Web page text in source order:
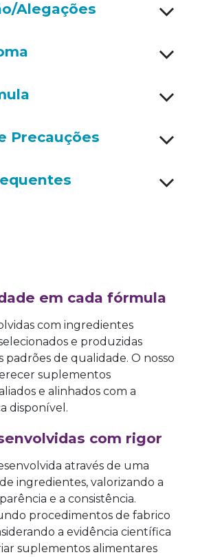
Alegações
Precauções
em cada fórmula
com ingredientes
e produzidas
padrões de qualidade. O nosso
suplementos
e alinhados com a
disponível.
nvolvidas com rigor
através de uma
ingredientes, valorizando a
e a consistência.
procedimentos de fabrico
a evidência científica
suplementos alimentares